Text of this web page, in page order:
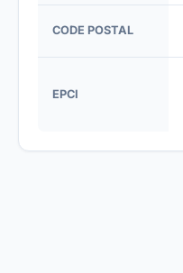
CODE POSTAL
EPCI